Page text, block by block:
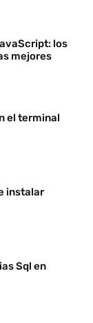
los
mejores
el terminal
instalar
Sql en